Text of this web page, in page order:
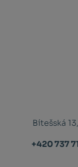
Bítešská
+420 737